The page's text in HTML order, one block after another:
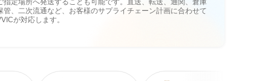
指定場所へ発送することも可能です。直送、転送、通関、倉庫
管、二次流通など、お客様のサプライチェーン計画に合わせて
が対応します。